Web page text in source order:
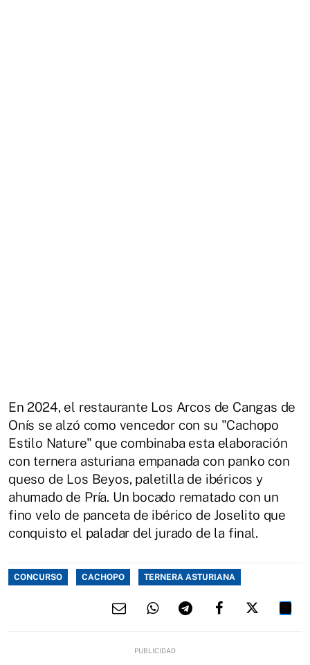
En 2024, el restaurante Los Arcos de Cangas de
Onís se alzó como vencedor con su "Cachopo
Estilo Nature" que combinaba esta elaboración
con ternera asturiana empanada con panko con
queso de Los Beyos, paletilla de ibéricos y
ahumado de Pría. Un bocado rematado con un
fino velo de panceta de ibérico de Joselito que
conquisto el paladar del jurado de la final.
CONCURSO CACHOPO TERNERA ASTURIANA